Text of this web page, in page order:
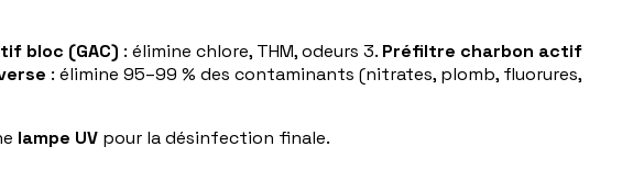
bloc (GAC) : élimine chlore, THM, odeurs 3. Préfiltre charbon actif
: élimine 95–99 % des contaminants (nitrates, plomb, fluorures,
lampe UV pour la désinfection finale.